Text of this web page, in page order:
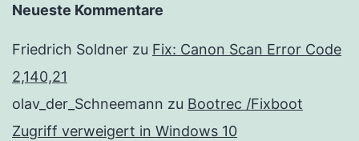
Neueste Kommentare
Friedrich Soldner zu Fix: Canon Scan Error Code
2,140,21
olav_der_Schneemann zu Bootrec /Fixboot
Zugriff verweigert in Windows 10